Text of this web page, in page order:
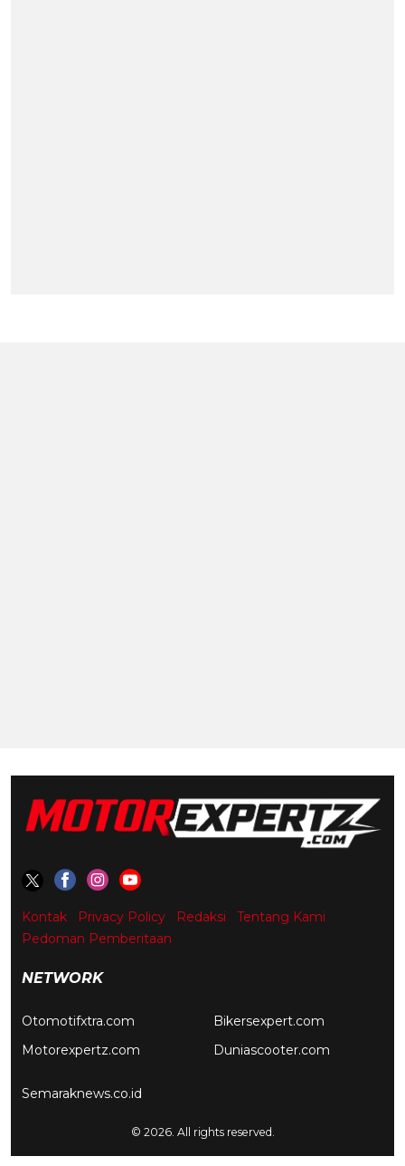
Kontak Privacy Policy Redaksi
Tentang Kami
Pedoman Pemberitaan
NETWORK
Otomotifxtra.com
Motorexpertz.com
Bikersexpert.com
Duniascooter.com
Semaraknews.co.id
© 2026. All rights reserved.